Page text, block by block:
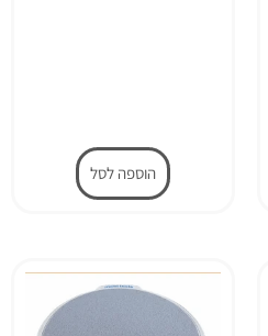
הוספה לסל